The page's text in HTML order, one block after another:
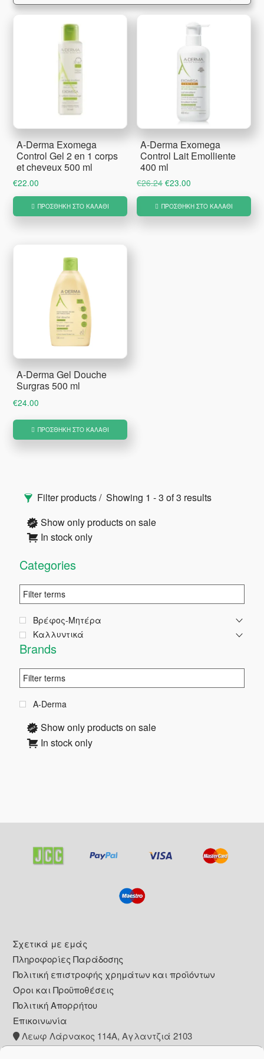
A-Derma Exomega
Control Gel 2 en 1 corps
et cheveux 500 ml
€22.00
ΠΡΟΣΘΉΚΗ ΣΤΟ ΚΑΛΆΘΙ
A-Derma Exomega
Control Lait Emolliente
400 ml
€26.24 Original
price
was:
€23.00
τρέχουσα
τιμή
ΠΡΟΣΘΉΚΗ ΣΤΟ ΚΑΛΆΘΙ
A-Derma Gel Douche
Surgras 500 ml
€24.00
ΠΡΟΣΘΉΚΗ ΣΤΟ ΚΑΛΆΘΙ
Αρχική
Πλευρική
Στήλη
Filter products
Showing 1 - 3 of 3 results
Show only products on sale
In stock only
Categories
Βρέφος-Μητέρα
Καλλυντικά
Brands
A-Derma
Show only products on sale
In stock only
Footer
Σχετικά με εμάς
Πληροφορίες Παράδοσης
Πολιτική επιστροφής χρημάτων και προϊόντων
Όροι και Προϋποθέσεις
Πολιτική Απορρήτου
Επικοινωνία
Λεωφ Λάρνακος 114Α, Αγλαντζιά 2103